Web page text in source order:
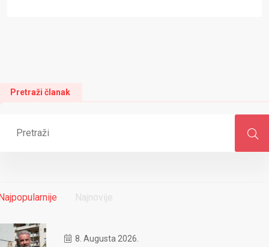
Pretraži članak
Najnovije
8. Augusta 2026.